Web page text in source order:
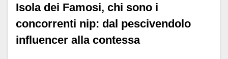
Isola dei Famosi, chi sono i
concorrenti nip: dal pescivendolo
influencer alla contessa